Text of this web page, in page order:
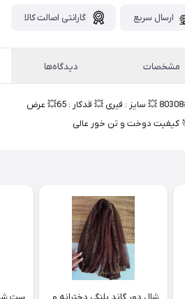
ارسال سریع گارانتی اصالت کالا
مشخصات دیدگاه‌ها
💥تیشرت باکسی چاپی 💥 کد : #80308 💥 سایز : فیری 💥 قدکار : 65💥 عرض